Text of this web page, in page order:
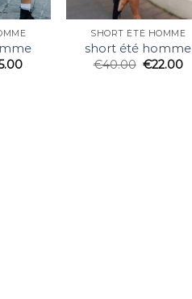
SHORT ÉTÉ HOMME
short été homme
€40.00 €22.00